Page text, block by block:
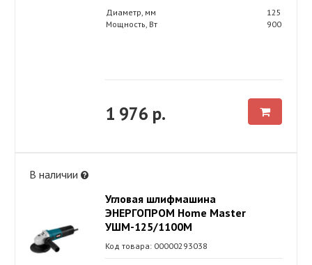
Диаметр, мм
125
Мощность, Вт
900
1 976 р.
В наличии
Угловая шлифмашина
ЭНЕРГОПРОМ Home Master
УШМ-125/1100М
Код товара: 00000293038